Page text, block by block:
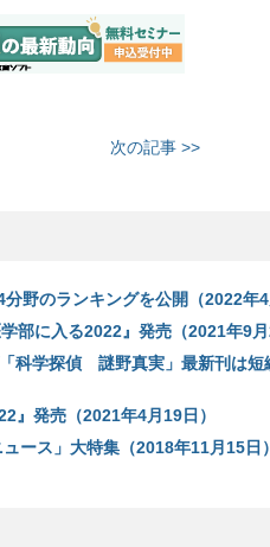
次の記事 >>
野のランキングを公開（2022年4
部に入る2022』発売（2021年9月
科学探偵 謎野真実」最新刊は短
』発売（2021年4月19日）
ース」大特集（2018年11月15日）